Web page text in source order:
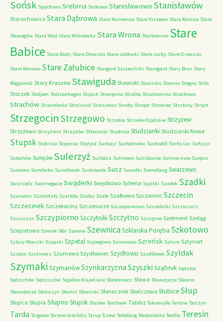
Sońsk Spychowo Srebrna Srokowo Stanisławowo Stanisławów
Starachowice Stara Dąbrowa Stara Kamienica Stara Kiszewa Stara Kornica Stara
Sławogóra Stara Wieś Stara Wiśniewka Stara Wrona Starbienino Stare
Babice Stare Budy Stare Drawsko Stare Jabłonki Stare Juchy Stare Osieczno
Stare Worowo Stare Załubice Stargard Szczeciński Starogard Stary Brus Stary
Bógpomóż Stary Kraszew Stawiguda Stawiski Stawisko Stawno Stegna Stilo
Stoczek Stolpen Stolzenhagen Stopsk Stowęcino Strabla Strachomino Strachowo
Strachów Strachówka Stralsund Straszewo Stroby Strojec Stromiec Strubiny Strych
Strzegocin Strzegowo Strzelce Strzelce Opolskie Strzyżew
Strzyżewo Strzyżmin Strzyżów Sttenwijk Studnica Studzianki Studzianki Nowe
Stupsk Stęknica Stępnica Stężyca Suchacz Suchedniów Suchodół Suchy Las Sufczyn
Sulechów Sulejów Sulerzyż Sulibórz Sulinowo Sulisławice Sulmierzyce Sulęcin
Sumowo Sumówko Suradówek Suskowola Susz Suwałki Svendborg Swarzewo
Swarzędz Swornegacie Swąderki Swędkowo Syberia Sypitki Szadek Szadki
Szamocin Szamotuły Szarlota Szałas Szałe Szałkowo Szczaniec Szczecin
Szczecinek Szczekociny Szczenurze Szczepankowo Szcześniki Szczuczarz
Szczuczyn Szczypiorno Szczytniki Szczytno Szczęsne Szelment Szeląg
Szepietowo Szeroki Bór Szewce SzewnicaSzklarska Poręba Szkotowo
Szlasy Mieszki Szparki Szpetal Szpiegowo Szramowo Szreńsk Sztum Sztynort
Szubin Szulmierz Szumowo Szydłowiec Szydłowo Szydłówek Szyldak
Szymaki SzymanówSzynkarzyzna Szyszki Sząbruk Sędzice
Sędzichów Sędziszów Sępólno Krajeńskie Słabomierz Sława Sławatycze Sławno
Sławoborze Słomczyn Słomin Słomniki Słonecznik Słończewo Słubice Słup
Słupca Słupia Słupno Słupsk Służew Taarbaek Tabórz Takomyśle Tantow Tarczyn
Tarda Targowo Tarnowskie Góry Tarup Tczew Telleborg Teodorówka Teofile Teresin